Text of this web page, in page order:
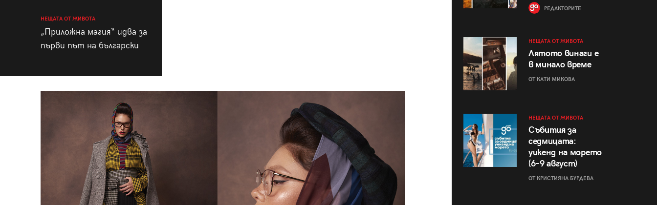
НЕЩАТА ОТ ЖИВОТА
„Приложна магия“ идва за
първи път на български
РЕДАКТОРИТЕ
НЕЩАТА ОТ ЖИВОТА
Лятото винаги е
в минало време
ОТ КАТИ МИКОВА
НЕЩАТА ОТ ЖИВОТА
Събития за
седмицата:
уикенд на морето
(6–9 август)
ОТ КРИСТИЯНА БУРДЕВА